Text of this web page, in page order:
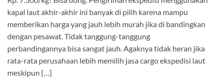
kapal laut akhir-akhir ini banyak di pilih karena mampu
memberikan harga yang jauh lebih murah jika di bandingkan
dengan pesawat. Tidak tanggung-tanggung
perbandingannya bisa sangat jauh. Agaknya tidak heran jika
rata-rata perusahaan lebih memilih jasa cargo ekspedisi laut
meskipun […]